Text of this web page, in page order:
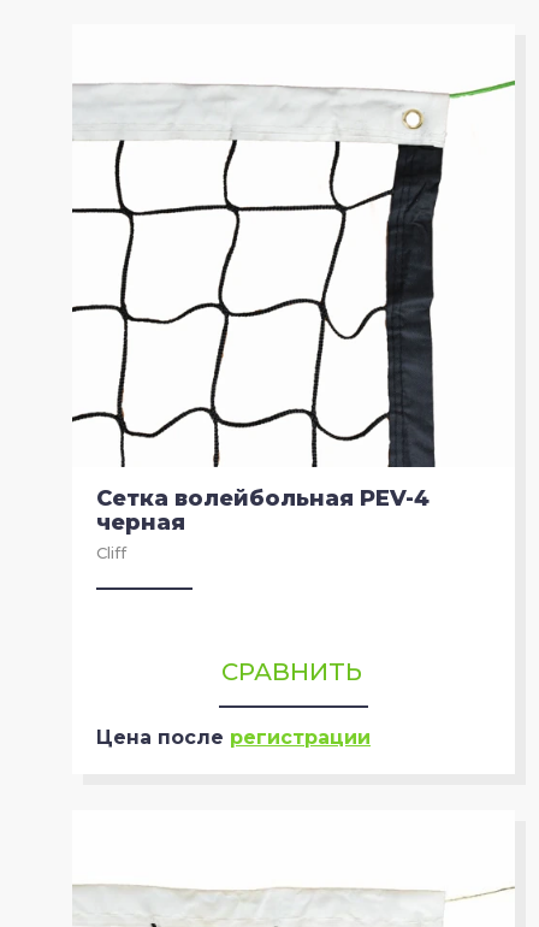
Сетка волейбольная PEV-4
черная
Cliff
СРАВНИТЬ
Цена после регистрации